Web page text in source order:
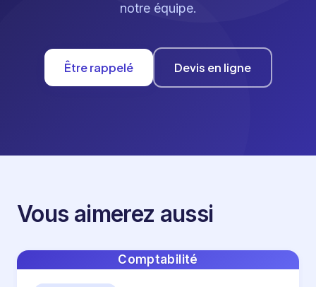
notre équipe.
Être rappelé Devis en ligne
Vous aimerez aussi
Comptabilité